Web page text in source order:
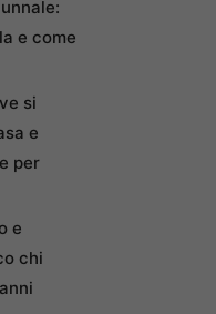
e come
si
e
per
e
chi